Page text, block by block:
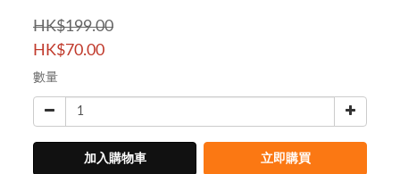
HK$199.00
HK$70.00
數量
加入購物車 立即購買